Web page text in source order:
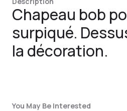
Chapeau bob
surpiqué.
la décoration.
You May Be Interested